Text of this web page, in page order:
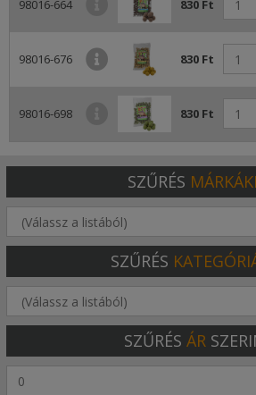
98016-664 830 Ft
98016-676 830 Ft
98016-698 830 Ft
SZŰRÉS
SZŰRÉS
SZŰRÉS ÁR